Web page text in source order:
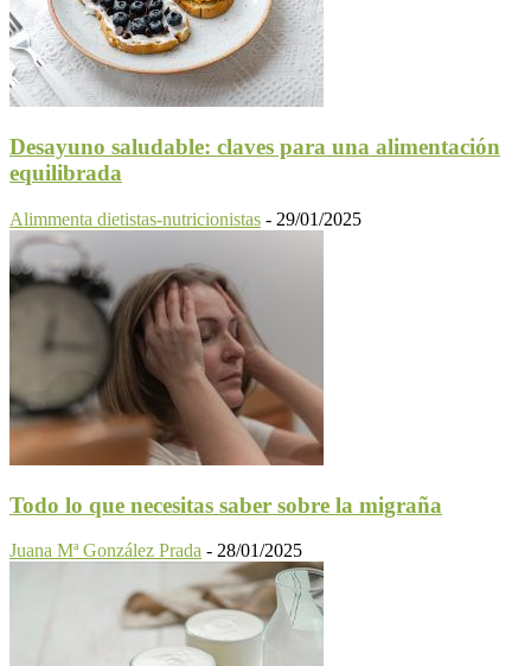
Desayuno saludable: claves para una alimentación
equilibrada
Alimmenta dietistas-nutricionistas - 29/01/2025
Todo lo que necesitas saber sobre la migraña
Juana Mª González Prada - 28/01/2025